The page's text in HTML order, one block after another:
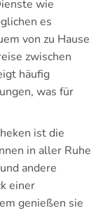
wie
es
von zu Hause
zwischen
häufig
was für
ist die
in aller Ruhe
andere
einer
genießen sie